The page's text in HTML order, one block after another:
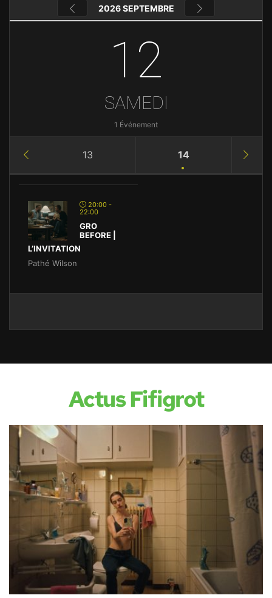
2026 SEPTEMBRE
12
SAMEDI
1 Événement
13 14
20:00 -
22:00
GRO
BEFORE |
L’INVITATION
Pathé Wilson
Actus Fifigrot